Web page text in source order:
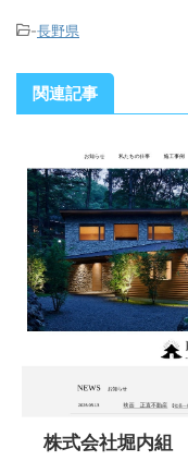
-長野県
関連記事
株式会社堀内組